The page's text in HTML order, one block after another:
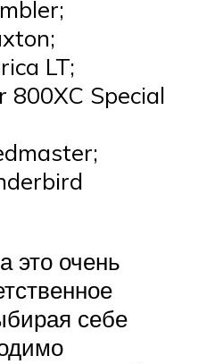
LT;
800XC Special
это очень
себе